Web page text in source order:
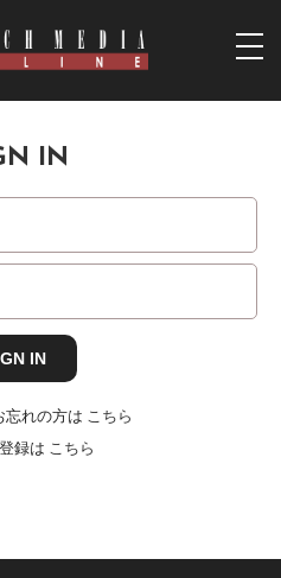
IN
忘れの方は こちら
録は こちら